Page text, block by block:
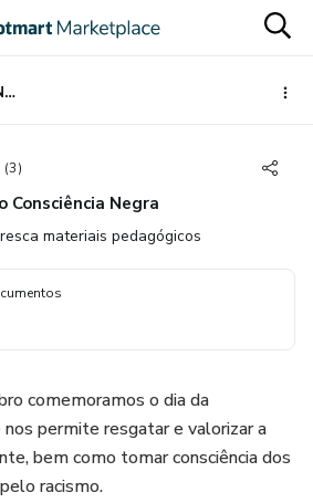
Combo Consciência Negra
(3)
Consciência Negra
materiais pedagógicos
comemoramos o dia da
nos permite resgatar e valorizar a
bem como tomar consciência dos
racismo.